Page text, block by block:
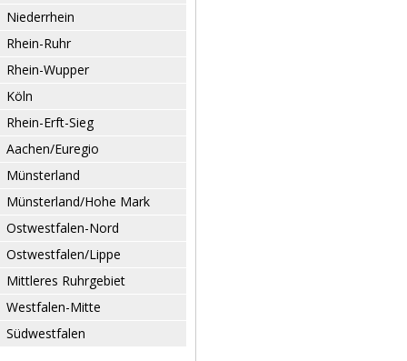
Niederrhein
Rhein-Ruhr
Rhein-Wupper
Köln
Rhein-Erft-Sieg
Aachen/Euregio
Münsterland
Münsterland/Hohe Mark
Ostwestfalen-Nord
Ostwestfalen/Lippe
Mittleres Ruhrgebiet
Westfalen-Mitte
Südwestfalen